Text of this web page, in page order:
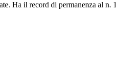
Ha il record di permanenza al n. 1